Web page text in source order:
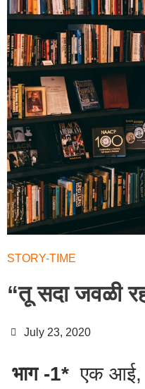
STORY-TIME
“तू सदा जवळी
July 23, 2020
भाग -1* एक आई,